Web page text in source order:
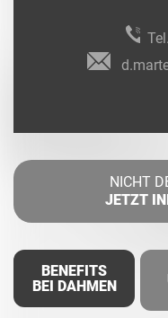
NICHT
JETZT
BENEFITS
BEI DAHMEN